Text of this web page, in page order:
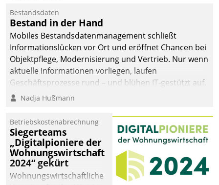
Bestandsdaten
Bestand in der Hand
Mobiles Bestandsdatenmanagement schließt
Informationslücken vor Ort und eröffnet Chancen bei
Objektpflege, Modernisierung und Vertrieb. Nur wenn
aktuelle Informationen vorliegen, laufen
Geschäftsprozesse rund – und blühen IT-gestützt auf.
Nadja Hußmann
Betriebskostenabrechnung
Siegerteams
„Digitalpioniere der
Wohnungswirtschaft
2024“ gekürt
Wohnungswirtschaftliche